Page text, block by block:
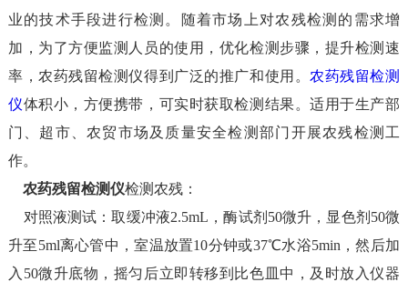
业的技术手段进行检测。随着市场上对农残检测的需求增
加，为了方便监测人员的使用，优化检测步骤，提升检测速
率，农药残留检测仪得到广泛的推广和使用。农药残留检测
仪体积小，方便携带，可实时获取检测结果。适用于生产部
门、超市、农贸市场及质量安全检测部门开展农残检测工
作。
农药残留检测仪检测农残：
对照液测试：取缓冲液2.5mL，酶试剂50微升，显色剂50微
升至5ml离心管中，室温放置10分钟或37℃水浴5min，然后加
入50微升底物，摇匀后立即转移到比色皿中，及时放入仪器